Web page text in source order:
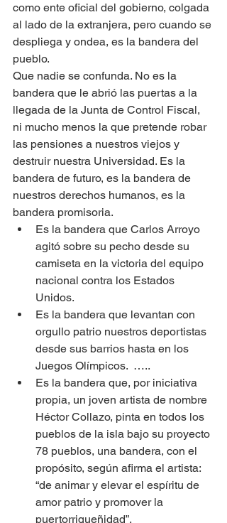
como ente oficial del gobierno, colgada
al lado de la extranjera, pero cuando se
despliega y ondea, es la bandera del
pueblo.
Que nadie se confunda. No es la
bandera que le abrió las puertas a la
llegada de la Junta de Control Fiscal,
ni mucho menos la que pretende robar
las pensiones a nuestros viejos y
destruir nuestra Universidad. Es la
bandera de futuro, es la bandera de
nuestros derechos humanos, es la
bandera promisoria.
Es la bandera que Carlos Arroyo
agitó sobre su pecho desde su
camiseta en la victoria del equipo
nacional contra los Estados
Unidos.
Es la bandera que levantan con
orgullo patrio nuestros deportistas
desde sus barrios hasta en los
Juegos Olímpicos.  …..
Es la bandera que, por iniciativa
propia, un joven artista de nombre
Héctor Collazo, pinta en todos los
pueblos de la isla bajo su proyecto
78 pueblos, una bandera, con el
propósito, según afirma el artista:
“de animar y elevar el espíritu de
amor patrio y promover la
puertorriqueñidad”.